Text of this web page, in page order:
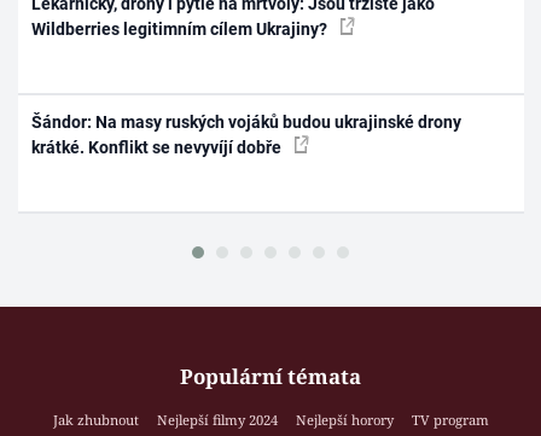
Wildberries legitimním cílem Ukrajiny?
Šándor: Na masy ruských vojáků budou ukrajinské drony
krátké. Konflikt se nevyvíjí dobře
Populární témata
Jak zhubnout Nejlepší filmy 2024 Nejlepší horory
TV program